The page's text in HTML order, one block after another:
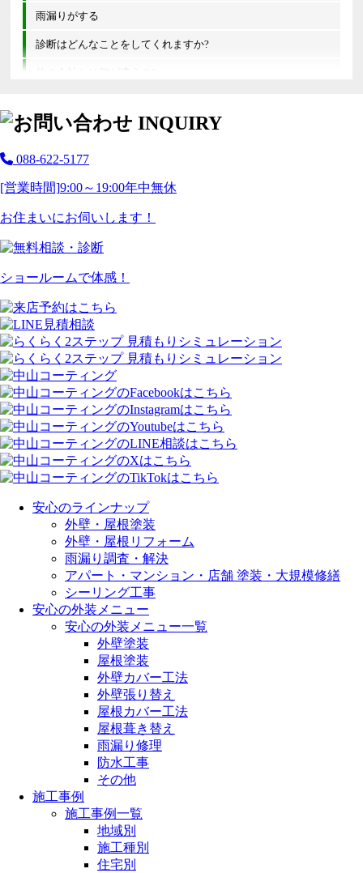
雨漏りがする
診断はどんなことをしてくれますか?
他の会社とは何が違うの?
088-622-5177
[営業時間]9:00～19:00年中無休
お住まいにお伺いします！
ショールームで体感！
安心のラインナップ
外壁・屋根塗装
外壁・屋根リフォーム
雨漏り調査・解決
アパート・マンション・店舗 塗装・大規模修繕
シーリング工事
安心の外装メニュー
安心の外装メニュー一覧
外壁塗装
屋根塗装
外壁カバー工法
外壁張り替え
屋根カバー工法
屋根葺き替え
雨漏り修理
防水工事
その他
施工事例
施工事例一覧
地域別
施工種別
住宅別